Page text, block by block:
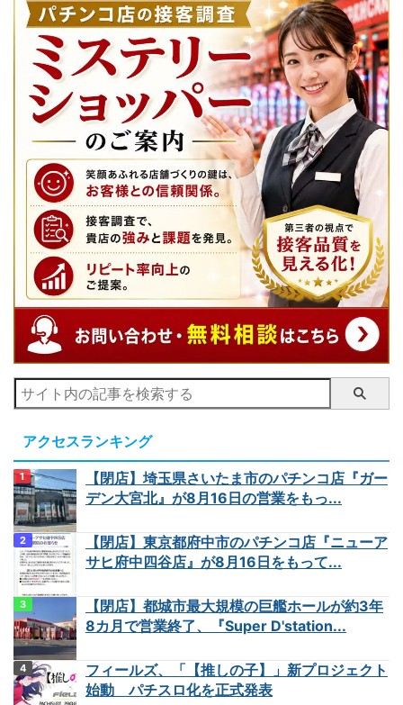
アクセスランキング
【閉店】埼玉県さいたま市のパチンコ店『ガー
デン大宮北』が8月16日の営業をもっ...
【閉店】東京都府中市のパチンコ店『ニューア
サヒ府中四谷店』が8月16日をもって...
【閉店】都城市最大規模の巨艦ホールが約3年
8カ月で営業終了、『Super D'station...
フィールズ、「【推しの子】」新プロジェクト
始動 パチスロ化を正式発表